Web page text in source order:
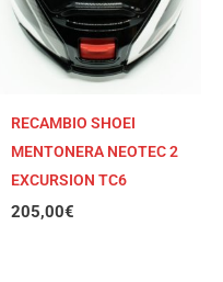
RECAMBIO SHOEI
MENTONERA NEOTEC 2
EXCURSION TC6
205,00€